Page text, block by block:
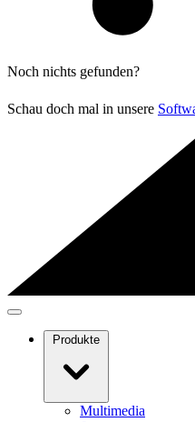
Noch nichts gefunden?
Schau doch mal in unsere
Produkte
Multimedia